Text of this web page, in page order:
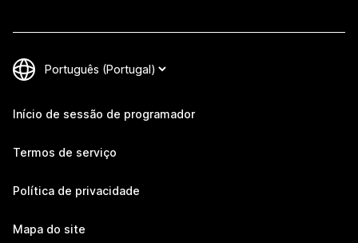
Início de sessão de programador
Termos de serviço
Política de privacidade
Mapa do site